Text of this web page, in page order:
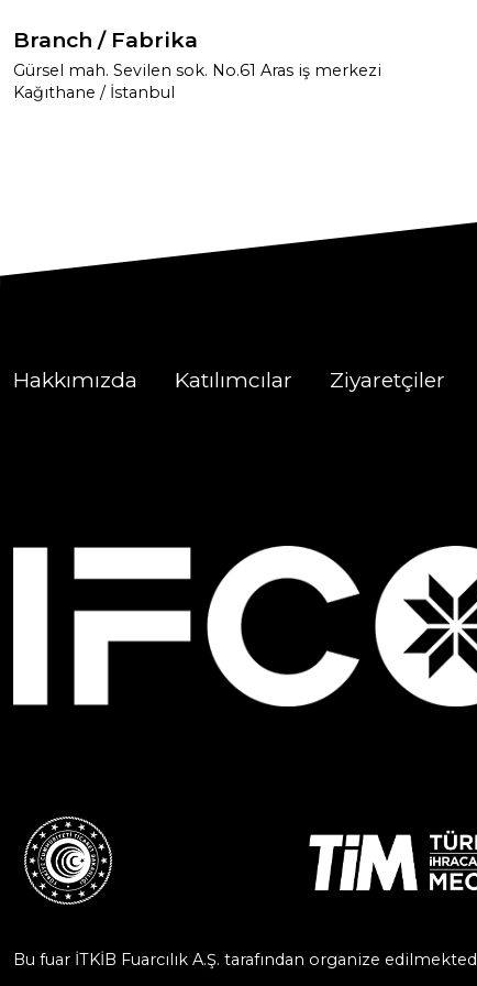
Branch / Fabrika
Gürsel mah. Sevilen sok. No.61 Aras iş merkezi
Kağıthane / İstanbul
Hakkımızda Katılımcılar Ziyaretçiler
Bu fuar İTKİB Fuarcılık A.Ş. tarafından organize